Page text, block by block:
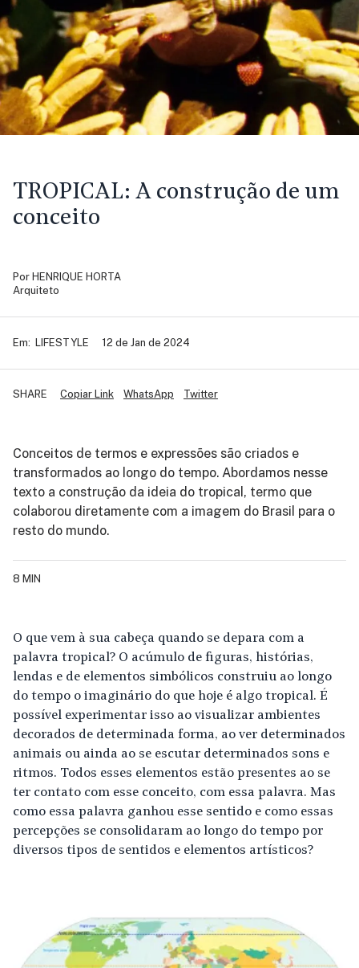
TROPICAL: A construção de um
conceito
Por HENRIQUE HORTA
Arquiteto
Em: LIFESTYLE 12 de Jan de 2024
Copiar Link WhatsApp Twitter
SHARE
Conceitos de termos e expressões são criados e
transformados ao longo do tempo. Abordamos nesse
texto a construção da ideia do tropical, termo que
colaborou diretamente com a imagem do Brasil para o
resto do mundo.
8 MIN
O que vem à sua cabeça quando se depara com a
palavra tropical? O acúmulo de figuras, histórias,
lendas e de elementos simbólicos construiu ao longo
do tempo o imaginário do que hoje é algo tropical. É
possível experimentar isso ao visualizar ambientes
decorados de determinada forma, ao ver determinados
animais ou ainda ao se escutar determinados sons e
ritmos. Todos esses elementos estão presentes ao se
ter contato com esse conceito, com essa palavra. Mas
como essa palavra ganhou esse sentido e como essas
percepções se consolidaram ao longo do tempo por
diversos tipos de sentidos e elementos artísticos?